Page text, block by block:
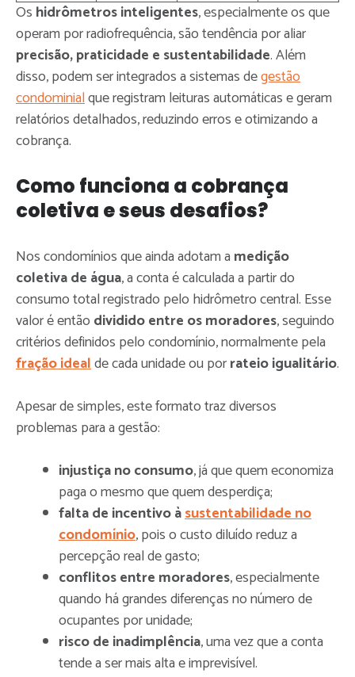
Os hidrômetros inteligentes, especialmente os que
operam por radiofrequência, são tendência por aliar
precisão, praticidade e sustentabilidade. Além
disso, podem ser integrados a sistemas degestão
condominialque registram leituras automáticas e geram
relatórios detalhados, reduzindo erros e otimizando a
cobrança.
Como funciona a cobrança
coletiva e seus desafios?
Nos condomínios que ainda adotam a medição
coletiva de água, a conta é calculada a partir do
consumo total registrado pelo hidrômetro central. Esse
valor é então dividido entre os moradores, seguindo
critérios definidos pelo condomínio, normalmente pela
fração idealde cada unidade ou porrateio igualitário.
Apesar de simples, este formato traz diversos
problemas para a gestão:
injustiça no consumo, já que quem economiza
paga o mesmo que quem desperdiça;
falta de incentivo àsustentabilidade no
condomínio, pois o custo diluído reduz a
percepção real de gasto;
conflitos entre moradores, especialmente
quando há grandes diferenças no número de
ocupantes por unidade;
risco de inadimplência, uma vez que a conta
tende a ser mais alta e imprevisível.